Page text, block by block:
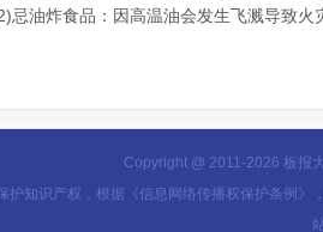
忌油炸食品：因高温油会发生飞溅导致火
Copyright @ 2011-2026 板报
护知识产权，根据《信息网络传播权保护条例》